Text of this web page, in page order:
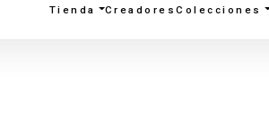
Tienda CreadoresColecciones